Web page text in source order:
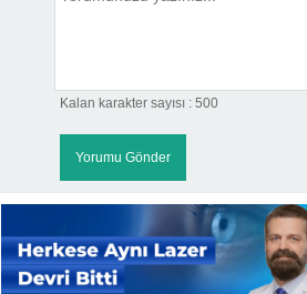
Kalan karakter sayısı : 500